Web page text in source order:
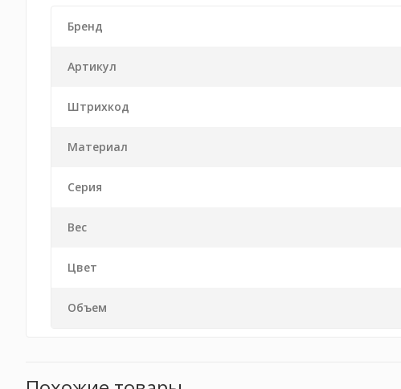
Бренд
Артикул
Штрихкод
Материал
Серия
Вес
Цвет
Объем